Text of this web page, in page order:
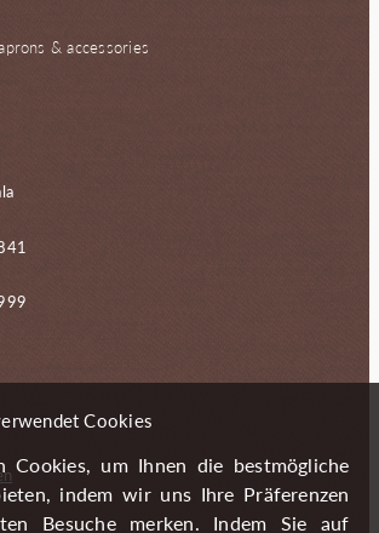
& accessories
Cookies
Cookies, um Ihnen die bestmögliche
indem wir uns Ihre Präferenzen
Besuche merken. Indem Sie auf